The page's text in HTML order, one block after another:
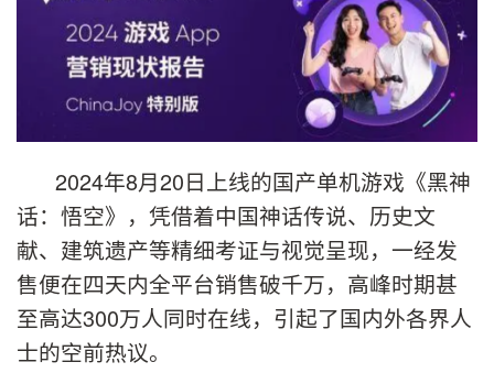
2024年8月20日上线的国产单机游戏《黑神
话：悟空》，凭借着中国神话传说、历史文
献、建筑遗产等精细考证与视觉呈现，一经发
售便在四天内全平台销售破千万，高峰时期甚
至高达300万人同时在线，引起了国内外各界人
士的空前热议。